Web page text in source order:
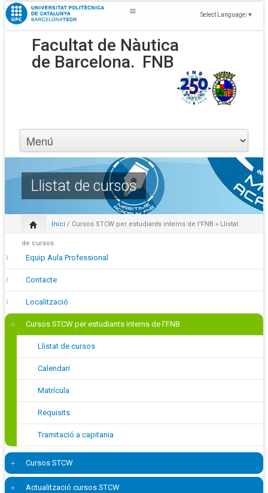
Select Language ▼
Facultat de Nàutica
de Barcelona. FNB
Llistat de cursos
Inici / Cursos STCW per estudiants interns de l'FNB » Llistat
de cursos
Equip Aula Professional
Contacte
Localització
Cursos STCW per estudiants interns de l'FNB
Llistat de cursos
Calendari
Matrícula
Requisits
Tramitació a capitania
Cursos STCW
Actualització cursos STCW